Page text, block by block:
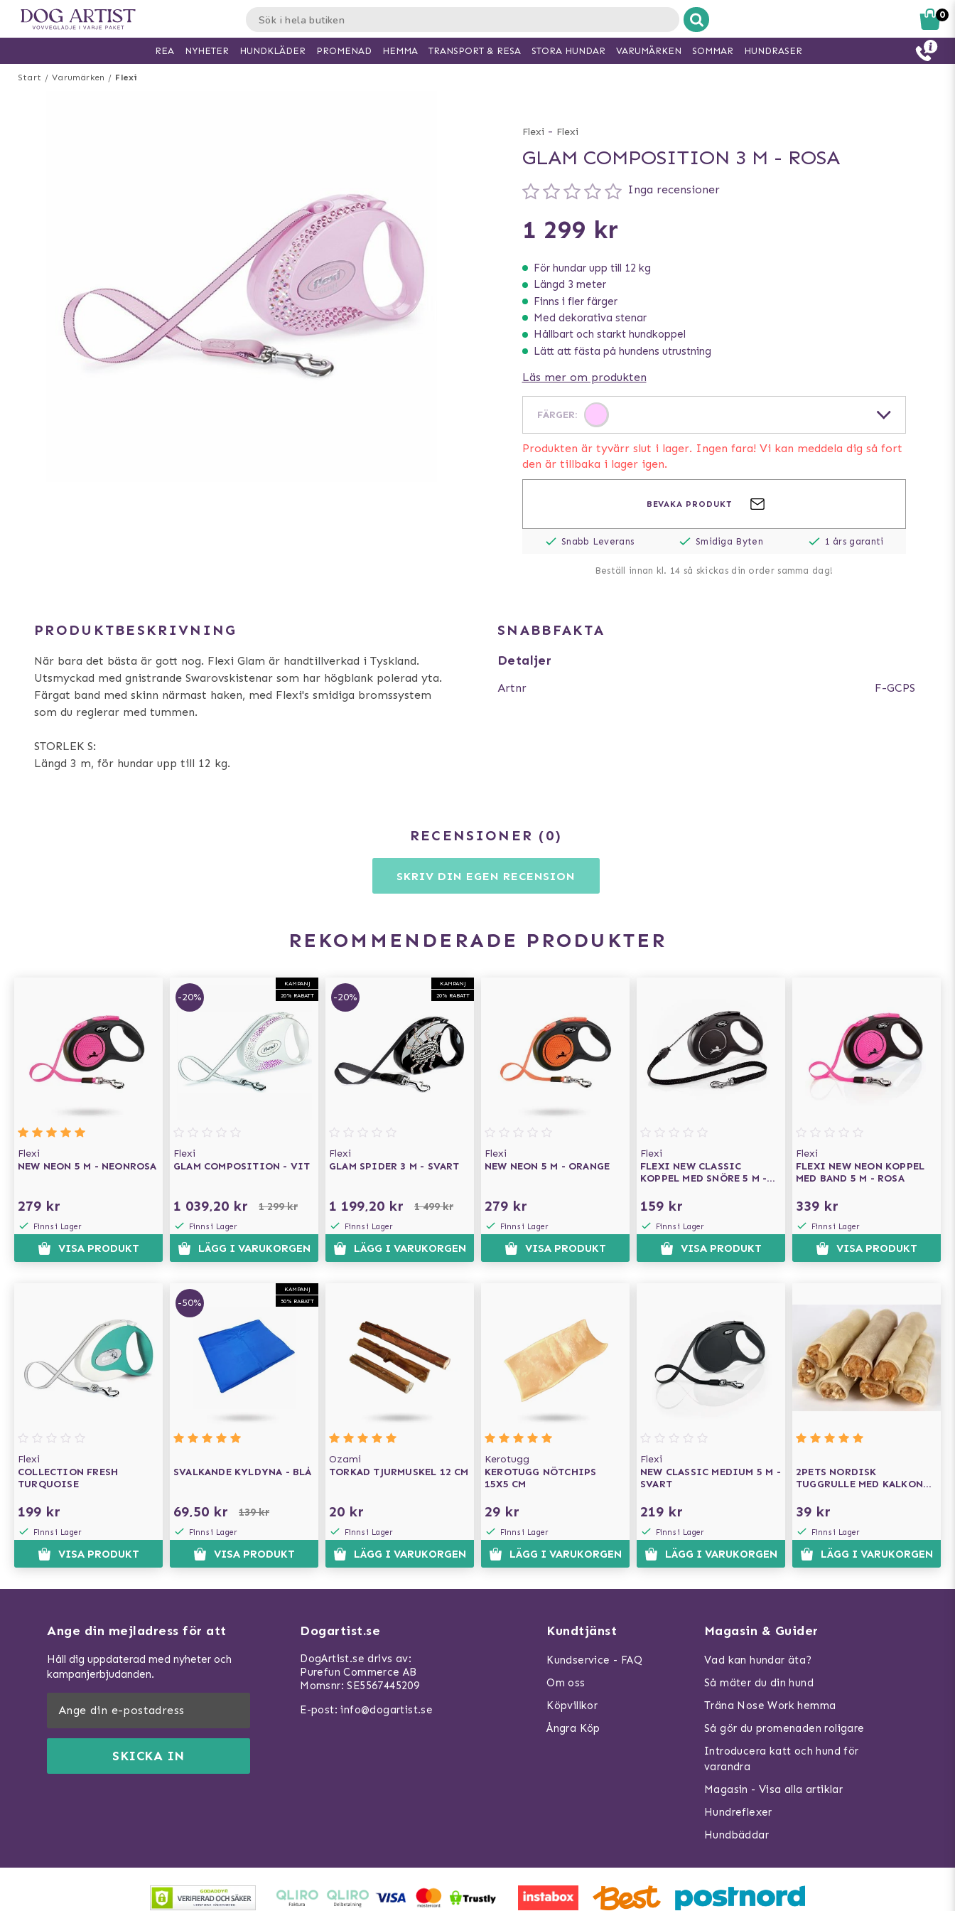
Start Varumärken Flexi
Flexi - Flexi
GLAM COMPOSITION 3 M - ROSA
Inga recensioner
1 299 kr
För hundar upp till 12 kg
Längd 3 meter
Finns i fler färger
Med dekorativa stenar
Hållbart och starkt hundkoppel
Lätt att fästa på hundens utrustning
Läs mer om produkten
FÄRGER:
Produkten är tyvärr slut i lager. Ingen fara! Vi kan meddela dig så fort
den är tillbaka i lager igen.
BEVAKA PRODUKT
Snabb Leverans Smidiga Byten 1 års garanti
Beställ innan kl. 14 så skickas din order samma dag!
PRODUKTBESKRIVNING
När bara det bästa är gott nog. Flexi Glam är handtillverkad i Tyskland.
Utsmyckad med gnistrande Swarovskistenar som har högblank polerad yta.
Färgat band med skinn närmast haken, med Flexi's smidiga bromssystem
som du reglerar med tummen.
STORLEK S:
Längd 3 m, för hundar upp till 12 kg.
SNABBFAKTA
Detaljer
Artnr F-GCPS
RECENSIONER 0
SKRIV DIN EGEN RECENSION
REKOMMENDERADE PRODUKTER
Flexi
NEW NEON 5 M - NEONROSA
279 kr
Finns i Lager
VISA PRODUKT
KAMPANJ
20% RABATT
-20%
Flexi
GLAM COMPOSITION - VIT
1 039,20 kr 1 299 kr
Finns i Lager
LÄGG I VARUKORGEN
KAMPANJ
20% RABATT
-20%
Flexi
GLAM SPIDER 3 M - SVART
1 199,20 kr 1 499 kr
Finns i Lager
LÄGG I VARUKORGEN
Flexi
NEW NEON 5 M - ORANGE
279 kr
Finns i Lager
VISA PRODUKT
Flexi
FLEXI NEW CLASSIC
KOPPEL MED SNÖRE 5 M -
159 kr
Finns i Lager
VISA PRODUKT
Flexi
FLEXI NEW NEON KOPPEL
MED BAND 5 M - ROSA
339 kr
Finns i Lager
VISA PRODUKT
Flexi
COLLECTION FRESH
TURQUOISE
199 kr
Finns i Lager
VISA PRODUKT
KAMPANJ
50% RABATT
-50%
SVALKANDE KYLDYNA - BLÅ
69,50 kr 139 kr
Finns i Lager
VISA PRODUKT
Ozami
TORKAD TJURMUSKEL 12 CM
20 kr
Finns i Lager
LÄGG I VARUKORGEN
Kerotugg
KEROTUGG NÖTCHIPS
15X5 CM
29 kr
Finns i Lager
LÄGG I VARUKORGEN
Flexi
NEW CLASSIC MEDIUM 5 M -
SVART
219 kr
Finns i Lager
LÄGG I VARUKORGEN
2PETS NORDISK
TUGGRULLE MED KALKON
39 kr
Finns i Lager
LÄGG I VARUKORGEN
0
REA NYHETER HUNDKLÄDER PROMENAD HEMMA TRANSPORT & RESA STORA HUNDAR VARUMÄRKEN SOMMAR HUNDRASER
Ange din mejladress för att
Håll dig uppdaterad med nyheter och
kampanjerbjudanden.
SKICKA IN
Dogartist.se
DogArtist.se drivs av:
Purefun Commerce AB
Momsnr: SE5567445209
E-post:info@dogartist.se
Kundtjänst
Kundservice - FAQ
Om oss
Köpvillkor
Ångra Köp
Magasin & Guider
Vad kan hundar äta?
Så mäter du din hund
Träna Nose Work hemma
Så gör du promenaden roligare
Introducera katt och hund för
varandra
Magasin - Visa alla artiklar
Hundreflexer
Hundbäddar